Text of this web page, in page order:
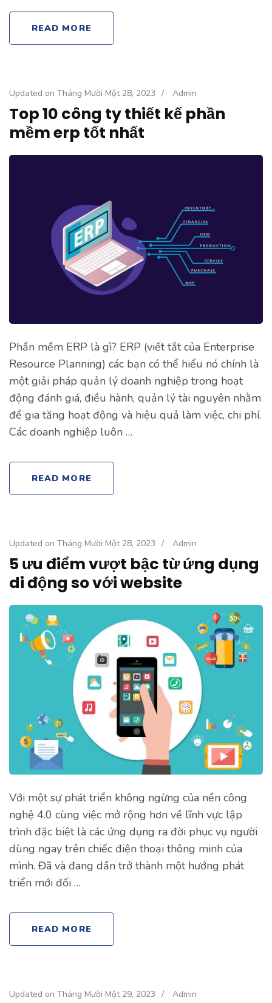
READ MORE
Updated on Tháng Mười Một 28, 2023 / Admin
Top 10 công ty thiết kế phần
mềm erp tốt nhất
Phần mềm ERP là gì? ERP (viết tắt của Enterprise
Resource Planning) các bạn có thể hiểu nó chính là
một giải pháp quản lý doanh nghiệp trong hoạt
động đánh giá, điều hành, quản lý tài nguyên nhằm
để gia tăng hoạt động và hiệu quả làm việc, chi phí.
Các doanh nghiệp luôn …
READ MORE
Updated on Tháng Mười Một 28, 2023 / Admin
5 ưu điểm vượt bậc từ ứng dụng
di động so với website
Với một sự phát triển không ngừng của nền công
nghệ 4.0 cùng việc mở rộng hơn về lĩnh vực lập
trình đặc biệt là các ứng dụng ra đời phục vụ người
dùng ngay trên chiếc điện thoại thông minh của
mình. Đã và đang dần trở thành một hướng phát
triển mới đối …
READ MORE
Updated on Tháng Mười Một 29, 2023 / Admin